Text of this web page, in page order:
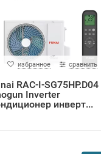
избранное сравнить
RAC-I-SG75HP.D04
Inverter
инверт...